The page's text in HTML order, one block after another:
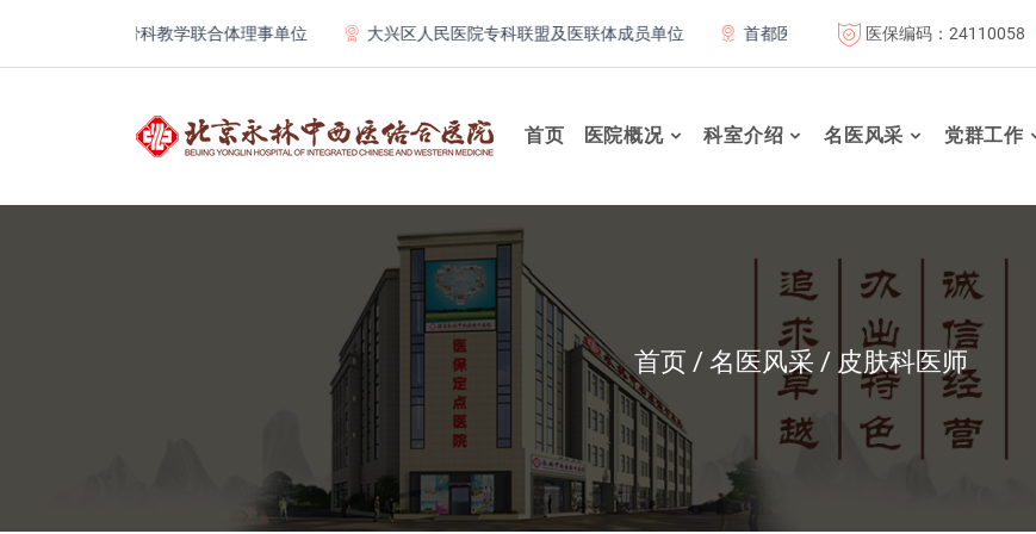
第一医院骨科教学联合体理事单位 大兴区人民医院专科联盟及医联体成员单位 首都医科大学附属北京康复医院联体成员单位
医保编码：24110058
首页 医院概况 科室介绍 名医风采 党群工作
首页 名医风采 皮肤科医师